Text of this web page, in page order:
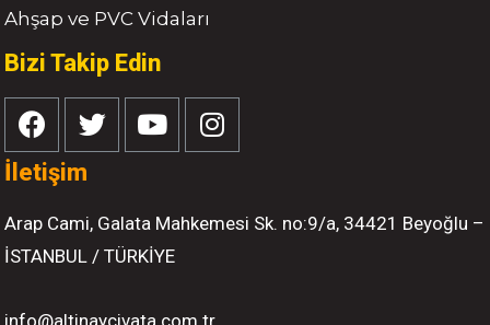
Ahşap ve PVC Vidaları
Bizi Takip Edin
İletişim
Arap Cami, Galata Mahkemesi Sk. no:9/a, 34421 Beyoğlu –
İSTANBUL / TÜRKİYE
info@altinaycivata.com.tr